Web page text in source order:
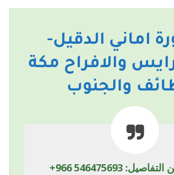
اماني الدقيل-
والافراح مكة
والجنوب
التفاصيل:+966 546475693